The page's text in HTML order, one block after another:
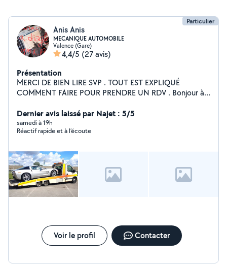
Particulier
Anis Anis
MECANIQUE AUTOMOBILE
Valence (Gare)
4,4/5 (27 avis)
Présentation
MERCI DE BIEN LIRE SVP . TOUT EST EXPLIQUÉ
COMMENT FAIRE POUR PRENDRE UN RDV . Bonjour à
demandes mécanique ou me contacter directement en
privée ; entretien automobile ; diagnostique
électronique et mécanique; rénovation phares tous
mon profil car impossible de répondre sur le site ...je ne
suis pas abonné . PASSAGE À LA VALISE. RENOVATION
FEUX AVANT TRANSPORT
DEPANNAGE/REMORQUAGE DE VEHICULE TOUTES
DISTANCES! RACHAT DE VEHICULE MEME EN PANNE
Dernier avis laissé par Najet : 5/5
samedi à 19h
Réactif rapide et à l’écoute
Voir le profil Contacter